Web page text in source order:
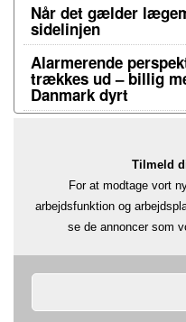
Når det gælder
sidelinjen
Alarmerende
trækkes ud – billig
Danmark dyrt
Tilmeld
For at modtage vort
arbejdsfunktion og
se de annoncer som